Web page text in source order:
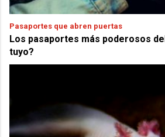
Pasaportes que abren puertas
Los pasaportes más poderosos
tuyo?